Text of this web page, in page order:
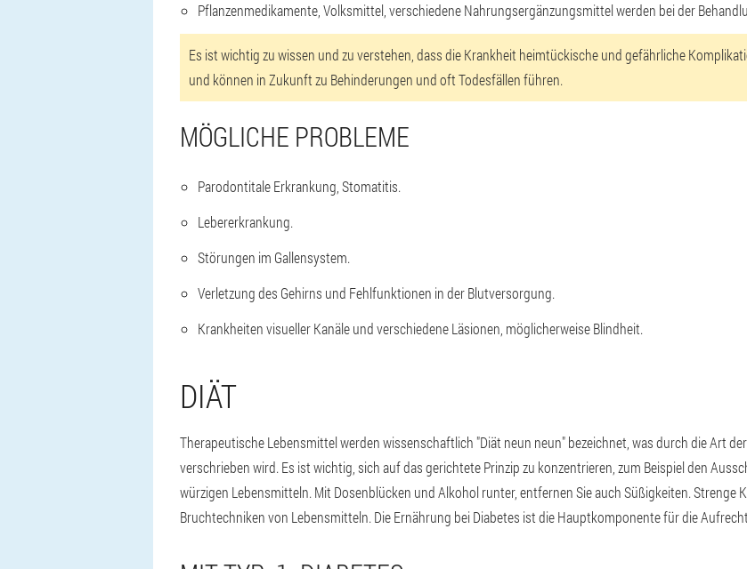
Pflanzenmedikamente, Volksmittel, verschiedene Nahrungsergänzungsmittel werden bei der
Es ist wichtig zu wissen und zu verstehen, dass die Krankheit heimtückische und gefährliche
und können in Zukunft zu Behinderungen und oft Todesfällen führen.
MÖGLICHE PROBLEME
Parodontitale Erkrankung, Stomatitis.
Lebererkrankung.
Störungen im Gallensystem.
Verletzung des Gehirns und Fehlfunktionen in der Blutversorgung.
Krankheiten visueller Kanäle und verschiedene Läsionen, möglicherweise Blindheit.
DIÄT
Therapeutische Lebensmittel werden wissenschaftlich "Diät neun neun" bezeichnet, was durch die Art
verschrieben wird. Es ist wichtig, sich auf das gerichtete Prinzip zu konzentrieren, zum Beispiel den
würzigen Lebensmitteln. Mit Dosenblücken und Alkohol runter, entfernen Sie auch Süßigkeiten. Strenge
Bruchtechniken von Lebensmitteln. Die Ernährung bei Diabetes ist die Hauptkomponente für die